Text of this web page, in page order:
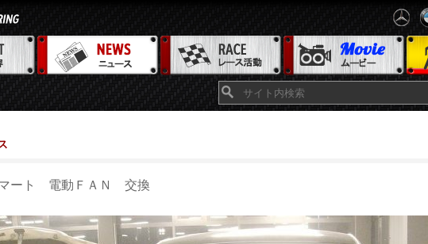
ート 電動ＦＡＮ 交換